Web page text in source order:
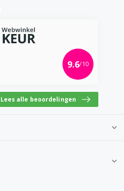
9.6/10
Lees alle beoordelingen